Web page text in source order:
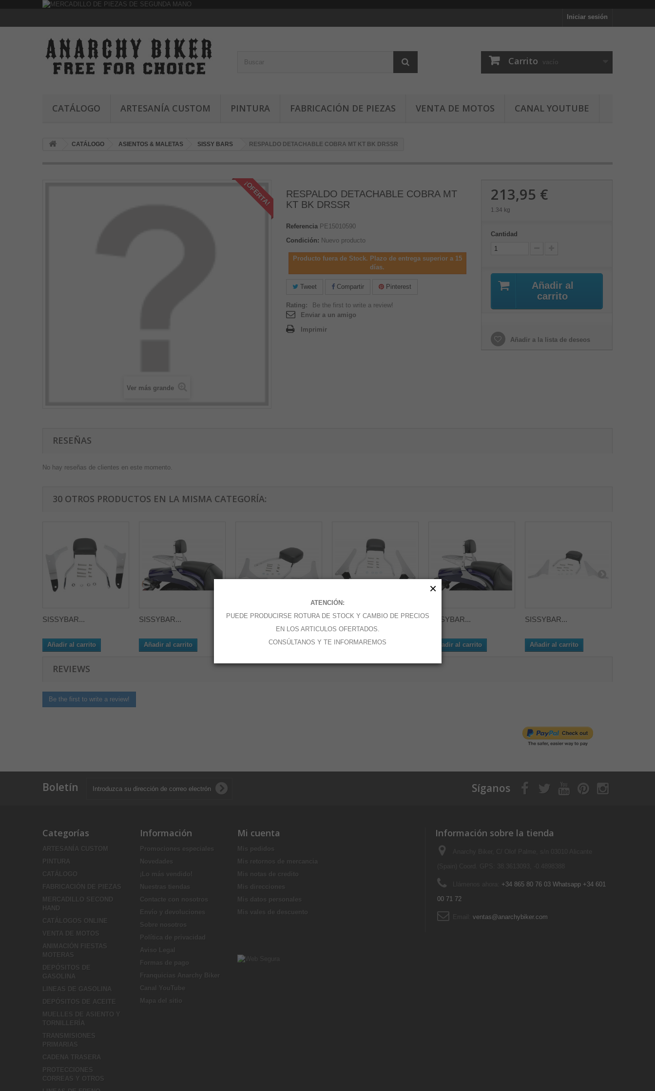
Iniciar sesión
Carrito vacío
CATÁLOGO ARTESANÍA CUSTOM PINTURA FABRICACIÓN DE PIEZAS VENTA DE MOTOS CANAL YOUTUBE
CATÁLOGO ASIENTOS & MALETAS SISSY BARS RESPALDO DETACHABLE COBRA MT KT BK DRSSR
¡OFERTA!
Ver más grande
RESPALDO DETACHABLE COBRA MT
KT BK DRSSR
Referencia PE15010590
Condición: Nuevo producto
Producto fuera de Stock. Plazo de entrega superior a 15
días.
Tweet Compartir Pinterest
Rating:
Be the first to write a review!
Enviar a un amigo
Imprimir
213,95 €
1.34 kg
Cantidad
Añadir al
carrito
Añadir a la lista de deseos
RESEÑAS
No hay reseñas de clientes en este momento.
30 OTROS PRODUCTOS EN LA MISMA CATEGORÍA:
SISSYBAR...
Añadir al carrito
SISSYBAR...
Añadir al carrito
SISSYBAR...
Añadir al carrito
SISSYBAR...
Añadir al carrito
SISSYBAR...
Añadir al carrito
SISSYBAR...
Añadir al carrito
REVIEWS
Be the first to write a review!
Boletín Síganos
Categorías
ARTESANÍA CUSTOM
PINTURA
CATÁLOGO
FABRICACIÓN DE PIEZAS
MERCADILLO SECOND
HAND
CATÁLOGOS ONLINE
VENTA DE MOTOS
ANIMACIÓN FIESTAS
MOTERAS
DEPÓSITOS DE
GASOLINA
LINEAS DE GASOLINA
DEPÓSITOS DE ACEITE
MUELLES DE ASIENTO Y
TORNILLERÍA
TRANSMISIONES
PRIMARIAS
CADENA TRASERA
PROTECCIONES
CORREAS Y OTROS
Información
Promociones especiales
Novedades
¡Lo más vendido!
Nuestras tiendas
Contacte con nosotros
Envío y devoluciones
Sobre nosotros
Política de privacidad
Aviso Legal
Formas de pago
Franquicias Anarchy Biker
Canal YouTube
Mapa del sitio
Mi cuenta
Mis pedidos
Mis retornos de mercancia
Mis notas de credito
Mis direcciones
Mis datos personales
Mis vales de descuento
Información sobre la tienda
+34 865 80 76 03 Whatsapp +34 601
00 71 72
ventas@anarchybiker.com
ATENCIÓN:
PUEDE PRODUCIRSE ROTURA DE STOCK Y CAMBIO DE PRECIOS
EN LOS ARTICULOS OFERTADOS.
CONSÚLTANOS Y TE INFORMAREMOS
×